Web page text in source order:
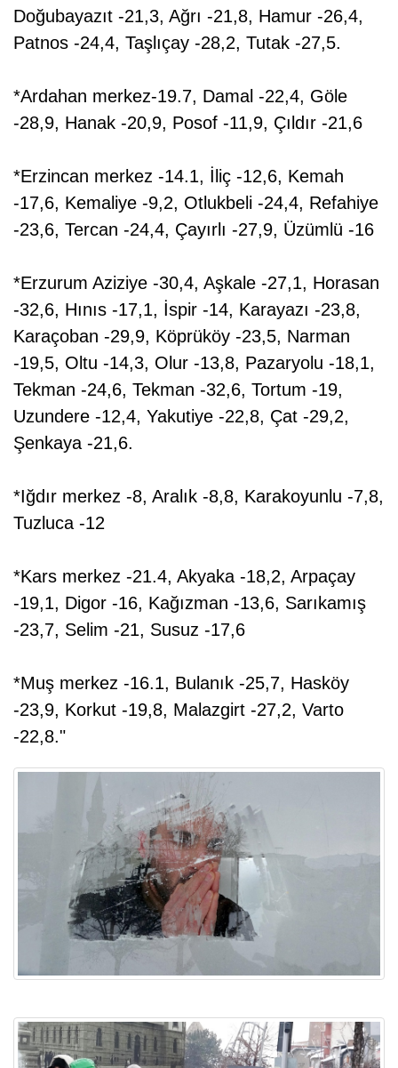
Doğubayazıt -21,3, Ağrı -21,8, Hamur -26,4,
Patnos -24,4, Taşlıçay -28,2, Tutak -27,5.
*Ardahan merkez-19.7, Damal -22,4, Göle
-28,9, Hanak -20,9, Posof -11,9, Çıldır -21,6
*Erzincan merkez -14.1, İliç -12,6, Kemah
-17,6, Kemaliye -9,2, Otlukbeli -24,4, Refahiye
-23,6, Tercan -24,4, Çayırlı -27,9, Üzümlü -16
*Erzurum Aziziye -30,4, Aşkale -27,1, Horasan
-32,6, Hınıs -17,1, İspir -14, Karayazı -23,8,
Karaçoban -29,9, Köprüköy -23,5, Narman
-19,5, Oltu -14,3, Olur -13,8, Pazaryolu -18,1,
Tekman -24,6, Tekman -32,6, Tortum -19,
Uzundere -12,4, Yakutiye -22,8, Çat -29,2,
Şenkaya -21,6.
*Iğdır merkez -8, Aralık -8,8, Karakoyunlu -7,8,
Tuzluca -12
*Kars merkez -21.4, Akyaka -18,2, Arpaçay
-19,1, Digor -16, Kağızman -13,6, Sarıkamış
-23,7, Selim -21, Susuz -17,6
*Muş merkez -16.1, Bulanık -25,7, Hasköy
-23,9, Korkut -19,8, Malazgirt -27,2, Varto
-22,8."